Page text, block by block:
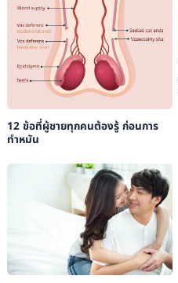
12 ข้อที่ผู้ชายทุกคนต้องรู้ ก่อนการ
ทำหมัน